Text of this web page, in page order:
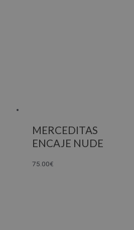
MERCEDITAS
ENCAJE NUDE
75.00€